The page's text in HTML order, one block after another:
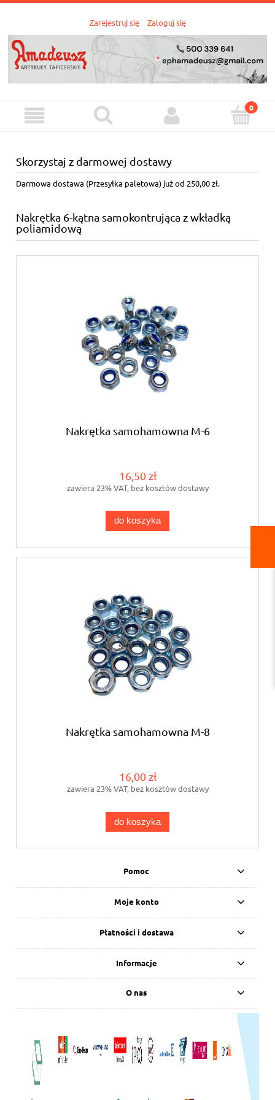
Zarejestruj się Zaloguj się
Skorzystaj z darmowej dostawy
Darmowa dostawa (Przesyłka paletowa) już od 250,00 zł.
Nakrętka 6-kątna samokontrująca z wkładką
poliamidową
Nakrętka samohamowna M-6
16,50 zł
zawiera 23% VAT, bez kosztów dostawy
do koszyka
Nakrętka samohamowna M-8
16,00 zł
zawiera 23% VAT, bez kosztów dostawy
do koszyka
Pomoc
Moje konto
Płatności i dostawa
Informacje
O nas